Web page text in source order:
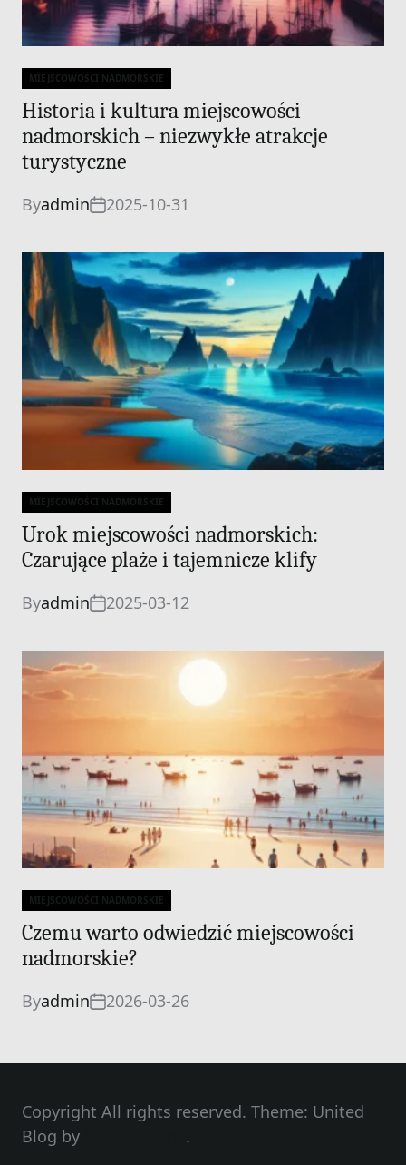
Categories
MIEJSCOWOŚCI NADMORSKIE
Historia i kultura miejscowości
nadmorskich – niezwykłe atrakcje
turystyczne
Byadmin 2025-10-31
Categories
MIEJSCOWOŚCI NADMORSKIE
Urok miejscowości nadmorskich:
Czarujące plaże i tajemnicze klify
Byadmin 2025-03-12
Categories
MIEJSCOWOŚCI NADMORSKIE
Czemu warto odwiedzić miejscowości
nadmorskie?
Byadmin 2026-03-26
Copyright All rights reserved. Theme: United
Blog by
.